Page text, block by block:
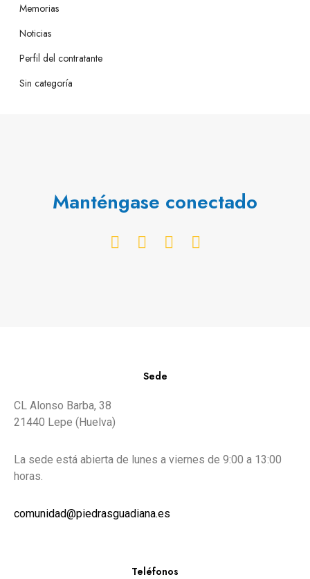
Memorias
Noticias
Perfil del contratante
Sin categoría
Manténgase conectado
Sede
CL Alonso Barba, 38
21440 Lepe (Huelva)
La sede está abierta de lunes a viernes de 9:00 a 13:00
horas.
comunidad@piedrasguadiana.es
Teléfonos